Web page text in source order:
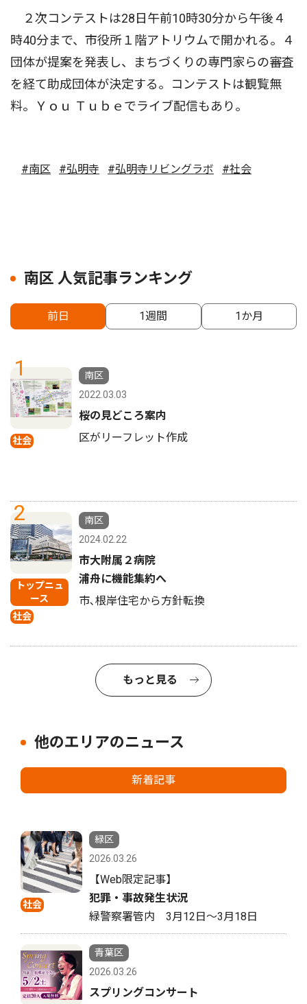
２次コンテストは28日午前10時30分から午後４
時40分まで、市役所１階アトリウムで開かれる。４
団体が提案を発表し、まちづくりの専門家らの審査
を経て助成団体が決定する。コンテストは観覧無
料。Ｙｏｕ Ｔｕｂｅでライブ配信もあり。
#南区 #弘明寺 #弘明寺リビングラボ #社会
南区 人気記事ランキング
前日 1週間 1か月
1
社会
南区
2022.03.03
桜の見どころ案内
区がリーフレット作成
2
トップニュ
ース
社会
南区
2024.02.22
市大附属２病院
浦舟に機能集約へ
市､根岸住宅から方針転換
もっと見る
他のエリアのニュース
新着記事
社会
緑区
2026.03.26
【Web限定記事】
犯罪・事故発生状況
緑警察署管内 3月12日〜3月18日
青葉区
2026.03.26
スプリングコンサート